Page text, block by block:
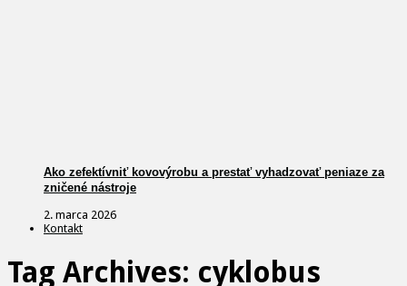
Ako zefektívniť kovovýrobu a prestať vyhadzovať peniaze za
zničené nástroje
2. marca 2026
Kontakt
Tag Archives: cyklobus